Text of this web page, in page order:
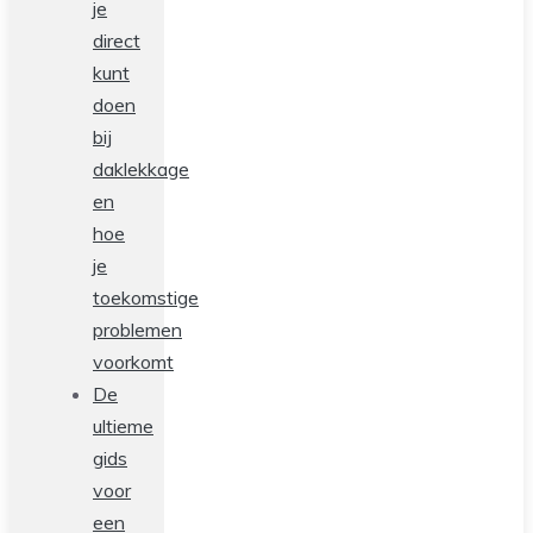
je
direct
kunt
doen
bij
daklekkage
en
hoe
je
toekomstige
problemen
voorkomt
De
ultieme
gids
voor
een